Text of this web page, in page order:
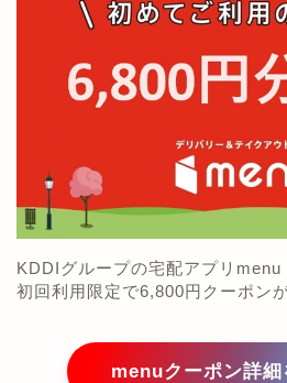
KDDIグループの宅配アプリmenu
初回利用限定で6,800円クーポン
menuクーポン詳細